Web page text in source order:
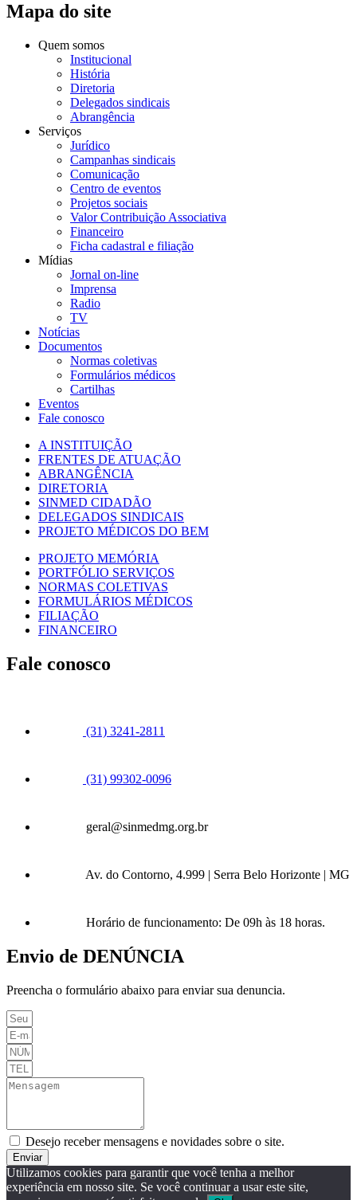
Mapa do site
Quem somos
Institucional
História
Diretoria
Delegados sindicais
Abrangência
Serviços
Jurídico
Campanhas sindicais
Comunicação
Centro de eventos
Projetos sociais
Valor Contribuição Associativa
Financeiro
Ficha cadastral e filiação
Mídias
Jornal on-line
Imprensa
Radio
TV
Notícias
Documentos
Normas coletivas
Formulários médicos
Cartilhas
Eventos
Fale conosco
A INSTITUIÇÃO
FRENTES DE ATUAÇÃO
ABRANGÊNCIA
DIRETORIA
SINMED CIDADÃO
DELEGADOS SINDICAIS
PROJETO MÉDICOS DO BEM
PROJETO MEMÓRIA
PORTFÓLIO SERVIÇOS
NORMAS COLETIVAS
FORMULÁRIOS MÉDICOS
FILIAÇÃO
FINANCEIRO
Fale conosco
(31) 3241-2811
(31) 99302-0096
geral@sinmedmg.org.br
Av. do Contorno, 4.999 | Serra Belo Horizonte | MG
Horário de funcionamento: De 09h às 18 horas.
Envio de DENÚNCIA
Preencha o formulário abaixo para enviar sua denuncia.
Desejo receber mensagens e novidades sobre o site.
Enviar
Utilizamos cookies para garantir que você tenha a melhor
experiência em nosso site. Se você continuar a usar este site,